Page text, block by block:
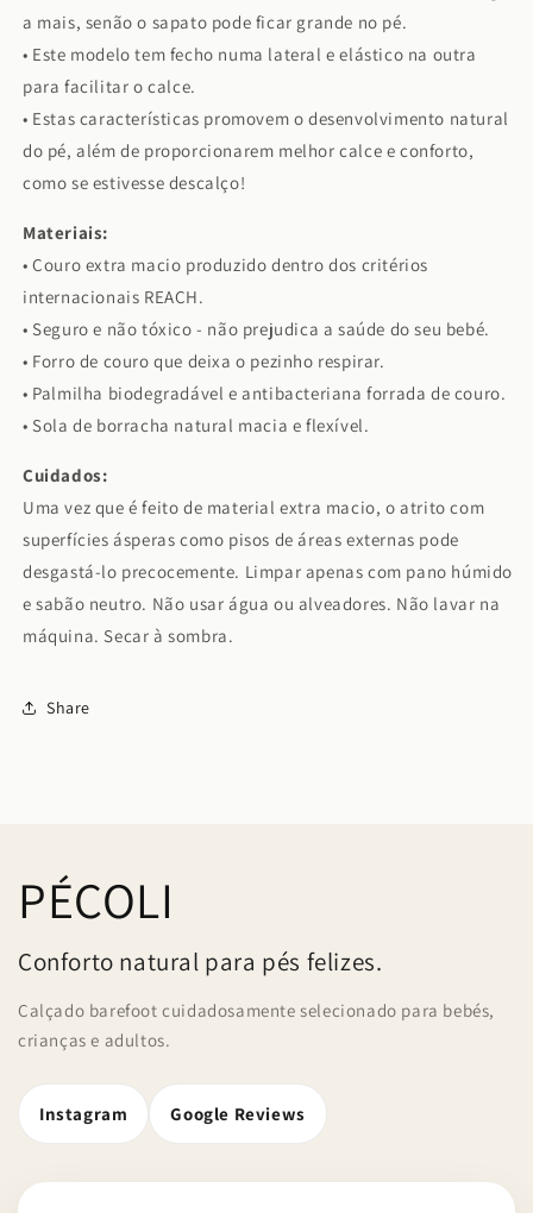
a mais, senão o sapato pode ficar grande no pé.
• Este modelo tem fecho numa lateral e elástico na outra
para facilitar o calce.
• Estas características promovem o desenvolvimento natural
do pé, além de proporcionarem melhor calce e conforto,
como se estivesse descalço!
Materiais:
• Couro extra macio produzido dentro dos critérios
internacionais REACH.
• Seguro e não tóxico - não prejudica a saúde do seu bebé.
• Forro de couro que deixa o pezinho respirar.
• Palmilha biodegradável e antibacteriana forrada de couro.
• Sola de borracha natural macia e flexível.
Cuidados:
Uma vez que é feito de material extra macio, o atrito com
superfícies ásperas como pisos de áreas externas pode
desgastá-lo precocemente. Limpar apenas com pano húmido
e sabão neutro. Não usar água ou alveadores. Não lavar na
máquina. Secar à sombra.
Share
PÉCOLI
Conforto natural para pés felizes.
Calçado barefoot cuidadosamente selecionado para bebés,
crianças e adultos.
Instagram Google Reviews